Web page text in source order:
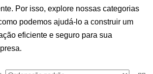
Por isso, explore nossas categorias
podemos ajudá-lo a construir um
eficiente e seguro para sua